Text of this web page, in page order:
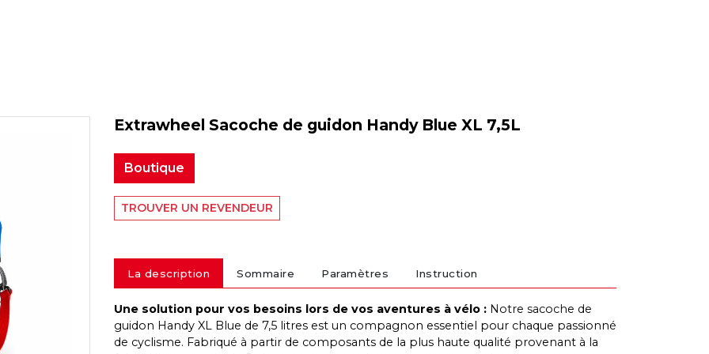
Extrawheel Sacoche de guidon Handy Blue XL 7,5L
Boutique
TROUVER UN REVENDEUR
La description Sommaire Paramètres Instruction
Une solution pour vos besoins lors de vos aventures à vélo : Notre sacoche de
guidon Handy XL Blue de 7,5 litres est un compagnon essentiel pour chaque passionné
de cyclisme. Fabriqué à partir de composants de la plus haute qualité provenant à la